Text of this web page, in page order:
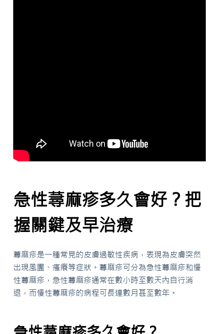
急性蕁麻疹多久會好？把
握關鍵及早治療
蕁麻疹是一種常見的皮膚過敏性疾病，表現為皮膚突然
出現風團、瘙癢等症狀。蕁麻疹可分為急性蕁麻疹和慢
性蕁麻疹，急性蕁麻疹通常在數小時至數天內自行消
退，而慢性蕁麻疹的病程可長達數月甚至數年。